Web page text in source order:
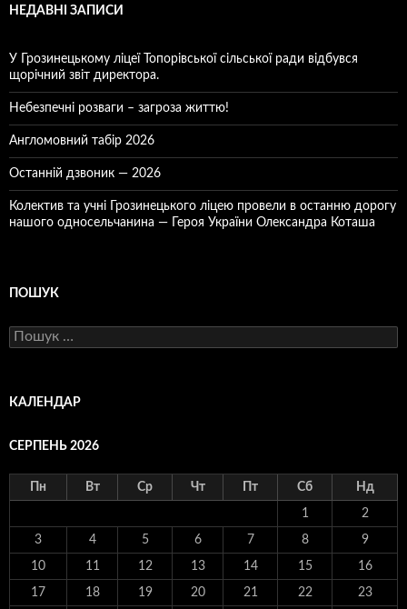
НЕДАВНІ ЗАПИСИ
У Грозинецькому ліцеї Топорівської сільської ради відбувся
щорічний звіт директора.
Небезпечні розваги – загроза життю!
Англомовний табір 2026
Останній дзвоник — 2026
Колектив та учні Грозинецького ліцею провели в останню дорогу
нашого односельчанина — Героя України Олександра Коташа
ПОШУК
Пошук:
КАЛЕНДАР
СЕРПЕНЬ 2026
Пн Вт Ср Чт Пт Сб Нд
1 2
3 4 5 6 7 8 9
10 11 12 13 14 15 16
17 18 19 20 21 22 23